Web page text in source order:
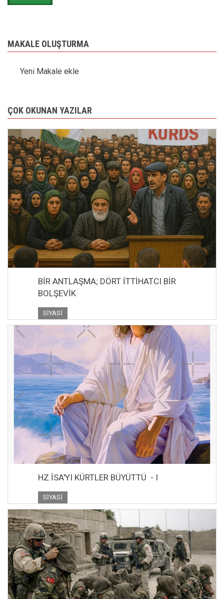
MAKALE OLUŞTURMA
Yeni Makale ekle
ÇOK OKUNAN YAZILAR
BİR ANTLAŞMA; DÖRT İTTİHATCI BİR
BOLŞEVİK
SIYASI
HZ.İSA'YI KÜRTLER BÜYÜTTÜ - I
SIYASI